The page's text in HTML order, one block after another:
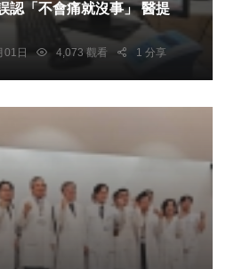
「不會痛就沒事」 醫提
01日 4,073 觀看 1 分享